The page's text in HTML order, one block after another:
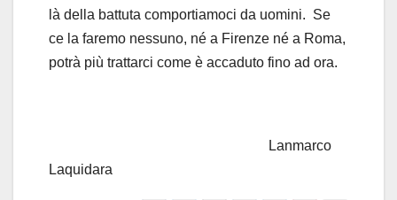
là della battuta comportiamoci da uomini. Se
ce la faremo nessuno, né a Firenze né a Roma,
potrà più trattarci come è accaduto fino ad ora.
Lanmarco
Laquidara